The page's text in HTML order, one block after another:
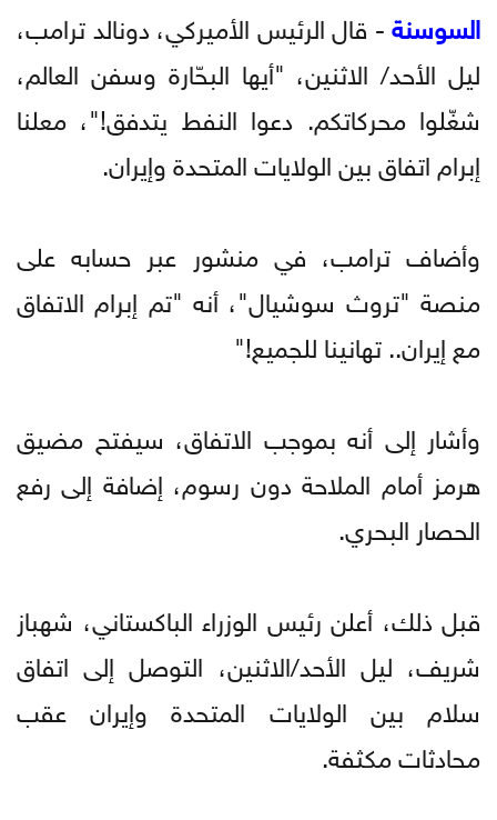
السوسنة- قال الرئيس الأميركي، دونالد ترامب،
ليل الأحد/ الاثنين، "أيها البحّارة وسفن العالم،
شغّلوا محركاتكم. دعوا النفط يتدفق!"، معلنا
إبرام اتفاق بين الولايات المتحدة وإيران.
وأضاف ترامب، في منشور عبر حسابه على
منصة "تروث سوشيال"، أنه "تم إبرام الاتفاق
مع إيران.. تهانينا للجميع!"
وأشار إلى أنه بموجب الاتفاق، سيفتح مضيق
هرمز أمام الملاحة دون رسوم، إضافة إلى رفع
الحصار البحري.
قبل ذلك، أعلن رئيس الوزراء الباكستاني، شهباز
شريف، ليل الأحد/الاثنين، التوصل إلى اتفاق
سلام بين الولايات المتحدة وإيران عقب
محادثات مكثفة.